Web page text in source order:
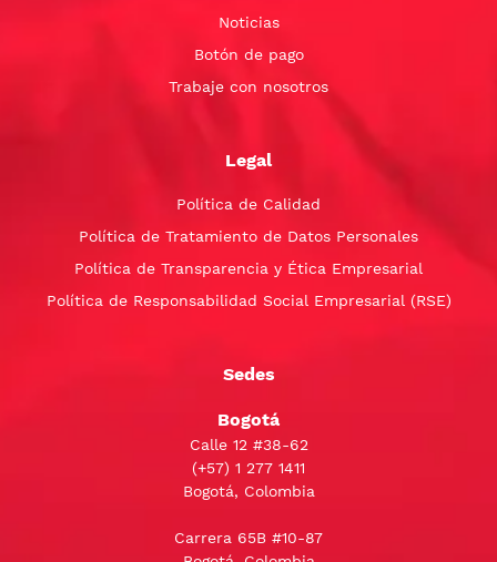
Noticias
Botón de pago
Trabaje con nosotros
Legal
Política de Calidad
Política de Tratamiento de Datos Personales
Política de Transparencia y Ética Empresarial
Política de Responsabilidad Social Empresarial (RSE)
Sedes
Bogotá
Calle 12 #38-62
(+57) 1 277 1411
Bogotá, Colombia
Carrera 65B #10-87